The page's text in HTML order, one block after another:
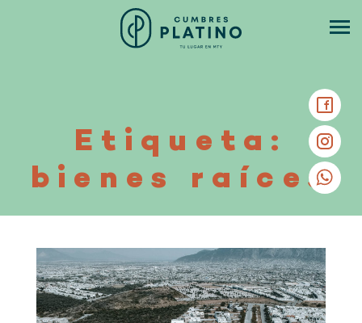
Etiqueta:
bienes raíces